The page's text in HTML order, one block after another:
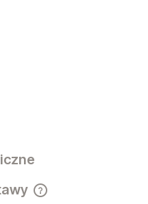
ewentualnych kosztów